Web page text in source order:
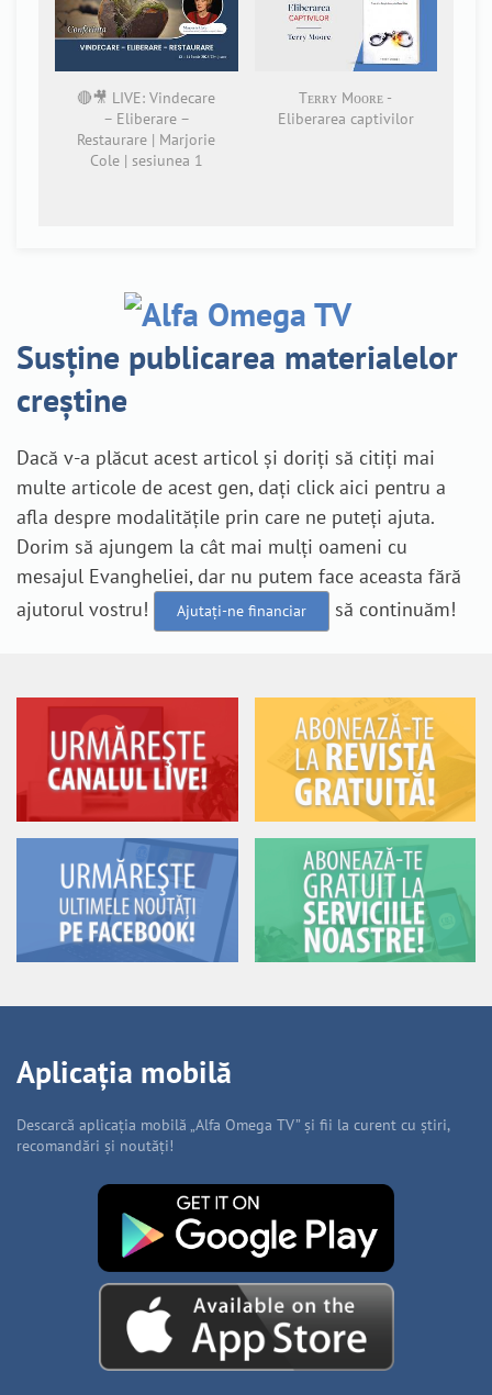
🔴🎥 LIVE: Vindecare
– Eliberare –
Restaurare | Marjorie
Cole | sesiunea 1
Tᴇʀʀʏ Mᴏᴏʀᴇ -
Eliberarea captivilor
Susține publicarea materialelor
creștine
Dacă v-a plăcut acest articol și doriți să citiți mai
multe articole de acest gen, dați click aici pentru a
afla despre modalitățile prin care ne puteți ajuta.
Dorim să ajungem la cât mai mulți oameni cu
mesajul Evangheliei, dar nu putem face aceasta fără
ajutorul vostru!
Ajutați-ne financiar să continuăm!
Aplicația mobilă
Descarcă aplicația mobilă „Alfa Omega TV” și fii la curent cu știri,
recomandări și noutăți!